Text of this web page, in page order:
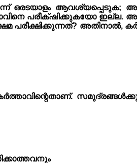
ഒരടയാളം
പരീക്‌ഷിക്കുകയോ ഇല്ല.
അതിനാൽ,
സമുദ്രങ്ങൾക്കു